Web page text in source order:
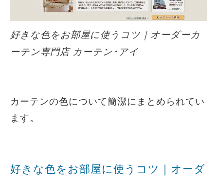
好きな色をお部屋に使うコツ｜オーダーカ
ーテン専門店 カーテン･アイ
カーテンの色について簡潔にまとめられてい
ます。
好きな色をお部屋に使うコツ｜オーダ